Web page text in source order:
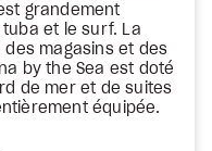
est grandement
et le surf. La
magasins et des
by the Sea est doté
de mer et de suites
équipée.